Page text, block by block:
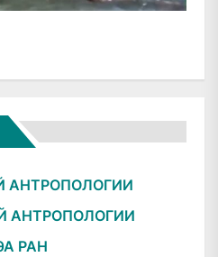
АНТРОПОЛОГИИ
АНТРОПОЛОГИИ
РАН